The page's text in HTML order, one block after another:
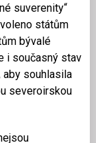
suverenity“
státům
bývalé
i současný stav
aby souhlasila
severoirskou